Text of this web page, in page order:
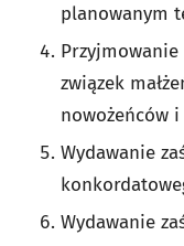
planowanym
związek
nowożeńców
Wydawanie
Wydawanie